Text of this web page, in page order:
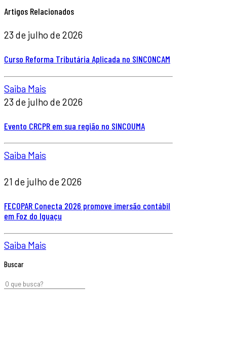
Artigos Relacionados
23 de julho de 2026
Curso Reforma Tributária Aplicada no SINCONCAM
Saiba Mais
23 de julho de 2026
Evento CRCPR em sua região no SINCOUMA
Saiba Mais
21 de julho de 2026
FECOPAR Conecta 2026 promove imersão contábil
em Foz do Iguaçu
Saiba Mais
Buscar